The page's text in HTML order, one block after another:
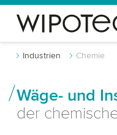
Industrien Chemie
Wäge- und
der